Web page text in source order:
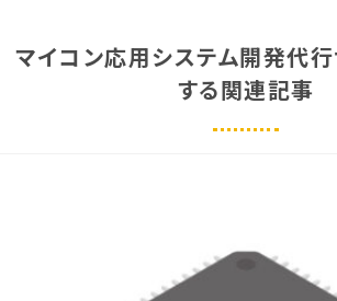
マイコン応用システム開発代
する関連記事